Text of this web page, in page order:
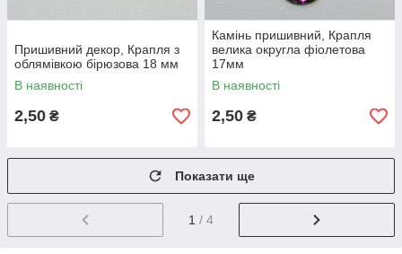
Пришивний декор, Крапля з
облямівкою бірюзова 18 мм
В наявності
2,50 ₴
Камінь пришивний, Крапля
велика округла фіолетова
17мм
В наявності
2,50 ₴
Показати ще
1 / 4